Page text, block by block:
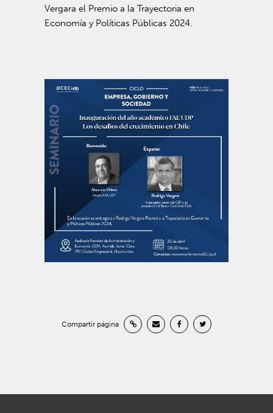
Vergara el Premio a la Trayectoria en
Economía y Políticas Públicas 2024.
Compartir página